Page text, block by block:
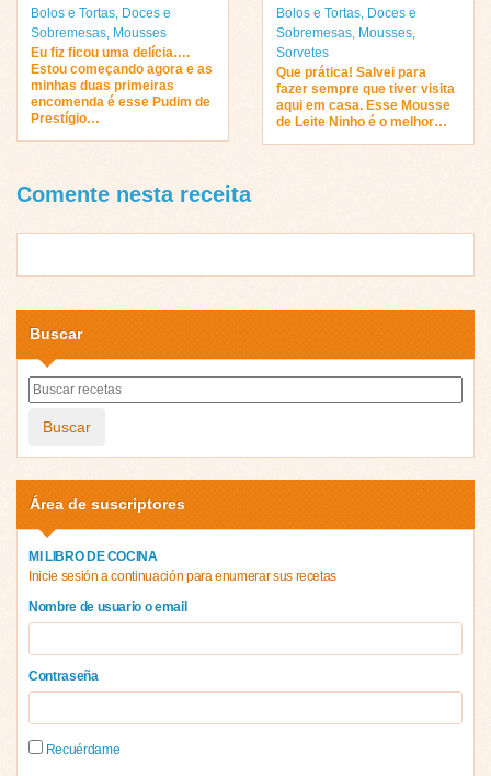
Bolos e Tortas, Doces e
Sobremesas, Mousses
Eu fiz ficou uma delícia….
Estou começando agora e as
minhas duas primeiras
encomenda é esse Pudim de
Prestígio…
Bolos e Tortas, Doces e
Sobremesas, Mousses,
Sorvetes
Que prática! Salvei para
fazer sempre que tiver visita
aqui em casa. Esse Mousse
de Leite Ninho é o melhor…
Comente nesta receita
Buscar
Buscar
Área de suscriptores
MI LIBRO DE COCINA
Inicie sesión a continuación para enumerar sus recetas
Nombre de usuario o email
Contraseña
Recuérdame